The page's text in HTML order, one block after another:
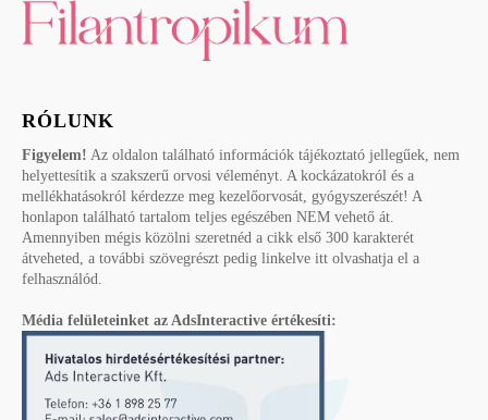
RÓLUNK
Figyelem! Az oldalon található információk tájékoztató jellegűek, nem
helyettesítik a szakszerű orvosi véleményt. A kockázatokról és a
mellékhatásokról kérdezze meg kezelőorvosát, gyógyszerészét! A
honlapon található tartalom teljes egészében NEM vehető át.
Amennyiben mégis közölni szeretnéd a cikk első 300 karakterét
átveheted, a további szövegrészt pedig linkelve itt olvashatja el a
felhasználód.
Média felületeinket az AdsInteractive értékesíti: